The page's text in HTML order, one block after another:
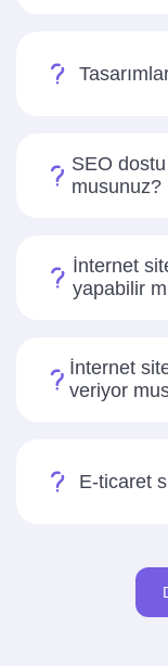
SEO
musunuz?
İnternet
yapabilir
İnternet
veriyor
E-ticaret